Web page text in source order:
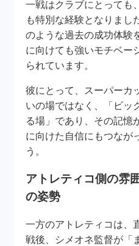
一戦はクラブにとっても
も特別な経験となりまし
のような過去の成功体験
に向けても強いモチベー
られています。
彼にとって、スーパーカ
いの場ではなく、「ビッ
る場」であり、その記憶
に向けた自信にもつなが
う。
アトレティコ側の雰
の姿勢
一方のアトレティコは、
戦後、シメオネ監督が「